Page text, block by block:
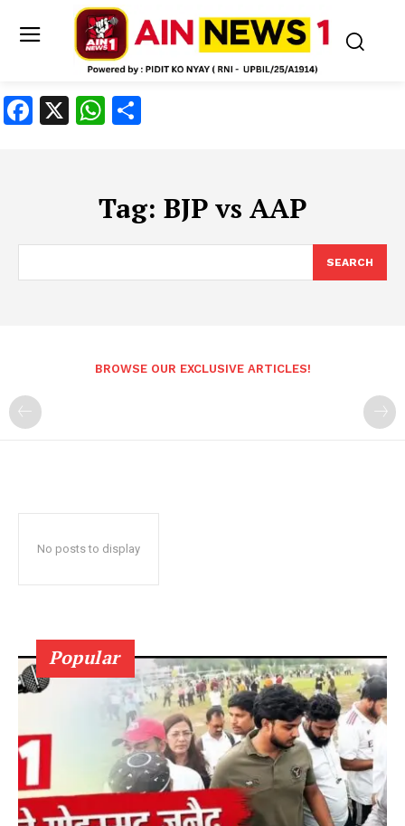
Facebook
X WhatsApp
Tag: BJP vs AAP
SEARCH
BROWSE OUR EXCLUSIVE ARTICLES!
No posts to display
Popular